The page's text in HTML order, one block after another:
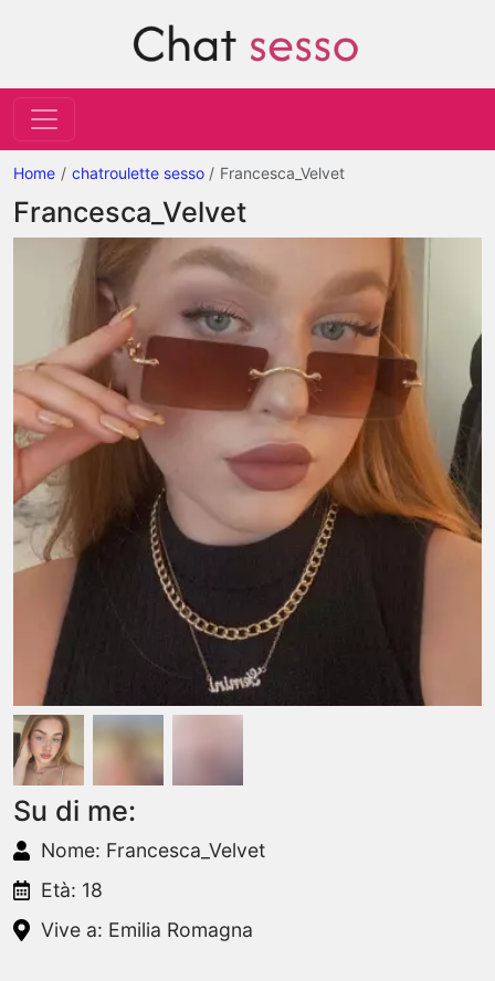
Home chatroulette sesso Francesca_Velvet
Francesca_Velvet
Su di me:
Nome: Francesca_Velvet
Età: 18
Vive a: Emilia Romagna